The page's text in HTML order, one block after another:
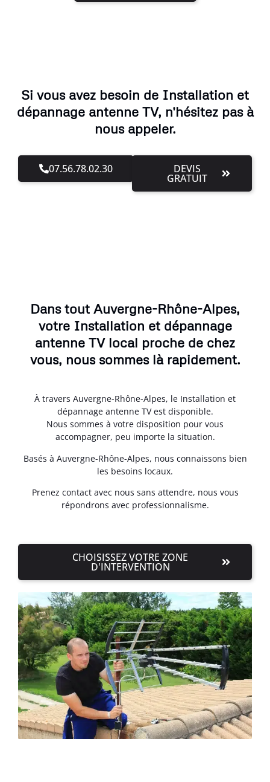
Si vous avez besoin de Installation et
dépannage antenne TV, n'hésitez pas à
nous appeler.
07.56.78.02.30 DEVIS
GRATUIT
Dans tout Auvergne-Rhône-Alpes,
votre Installation et dépannage
antenne TV local proche de chez
vous, nous sommes là rapidement.
À travers Auvergne-Rhône-Alpes, le Installation et
dépannage antenne TV est disponible.
Nous sommes à votre disposition pour vous
accompagner, peu importe la situation.
Basés à Auvergne-Rhône-Alpes, nous connaissons bien
les besoins locaux.
Prenez contact avec nous sans attendre, nous vous
répondrons avec professionnalisme.
CHOISISSEZ VOTRE ZONE
D'INTERVENTION